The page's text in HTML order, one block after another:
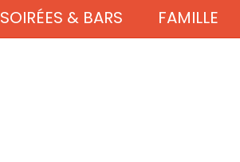
SOIRÉES & BARS FAMILLE